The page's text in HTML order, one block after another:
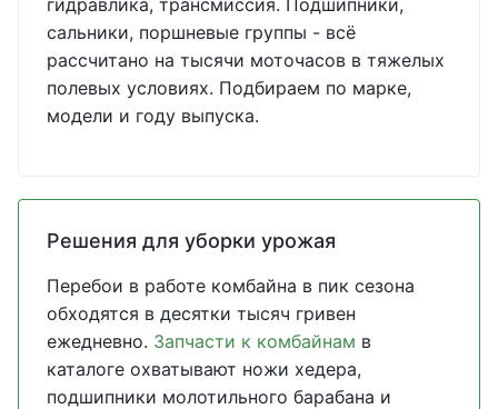
гидравлика, трансмиссия. Подшипники,
сальники, поршневые группы - всё
рассчитано на тысячи моточасов в тяжелых
полевых условиях. Подбираем по марке,
модели и году выпуска.
Решения для уборки урожая
Перебои в работе комбайна в пик сезона
обходятся в десятки тысяч гривен
ежедневно. Запчасти к комбайнам в
каталоге охватывают ножи хедера,
подшипники молотильного барабана и